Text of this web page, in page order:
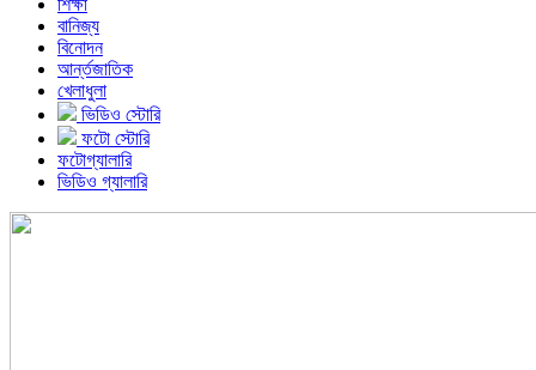
শিক্ষা
বানিজ্য
বিনোদন
আর্ন্তজাতিক
খেলাধুলা
ভিডিও স্টোরি
ফটো স্টোরি
ফটোগ্যালারি
ভিডিও গ্যালারি